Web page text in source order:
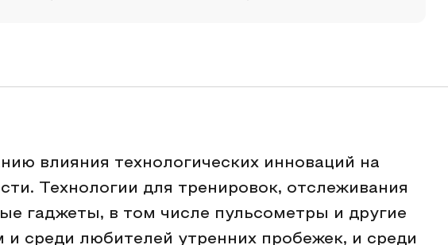
влияния технологических инноваций на
Технологии для тренировок, отслеживания
гаджеты, в том числе пульсометры и другие
и среди любителей утренних пробежек, и среди